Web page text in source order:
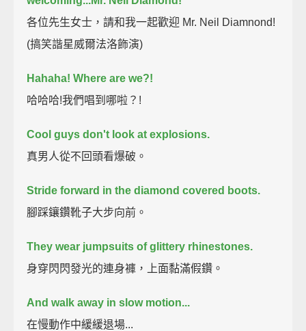
各位先生女士，請和我一起歡迎 Mr. Neil Diamnond!
(搞笑諧星威爾法洛飾演)
Hahaha! Where are we?!
哈哈哈!我們唱到哪啦？!
Cool guys don't look at explosions.
真男人從不回頭看爆破。
Stride forward in the diamond covered boots.
腳踩鑲鑽靴子大步向前。
They wear jumpsuits of glittery rhinestones.
身穿閃閃發光的連身褲，上面黏滿假鑽。
And walk away in slow motion...
在慢動作中緩緩退場...